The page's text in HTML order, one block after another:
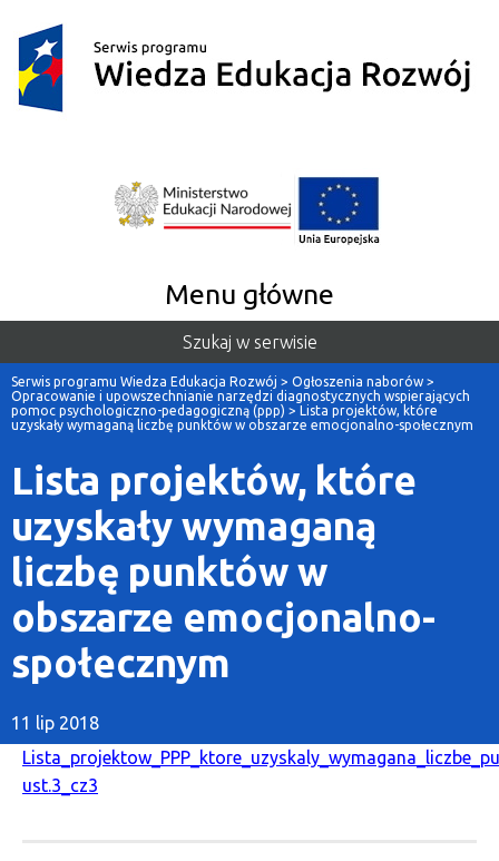
Menu główne
Szukaj w serwisie
Serwis programu Wiedza Edukacja Rozwój > Ogłoszenia naborów >
Opracowanie i upowszechnianie narzędzi diagnostycznych wspierających
pomoc psychologiczno-pedagogiczną (ppp) > Lista projektów, które
uzyskały wymaganą liczbę punktów w obszarze emocjonalno-społecznym
Lista projektów, które
uzyskały wymaganą
liczbę punktów w
obszarze emocjonalno-
społecznym
11 lip 2018
ust.3_cz3